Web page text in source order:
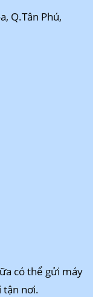
Q.Tân Phú,
có thể gửi máy
tận nơi.